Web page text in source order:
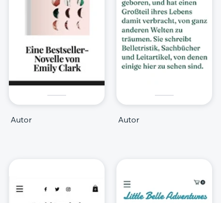
Autor Autor